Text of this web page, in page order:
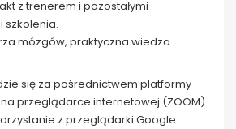
z trenerem i pozostałymi
szkolenia.
mózgów, praktyczna wiedza
się za pośrednictwem platformy
przeglądarce internetowej (ZOOM).
z przeglądarki Google